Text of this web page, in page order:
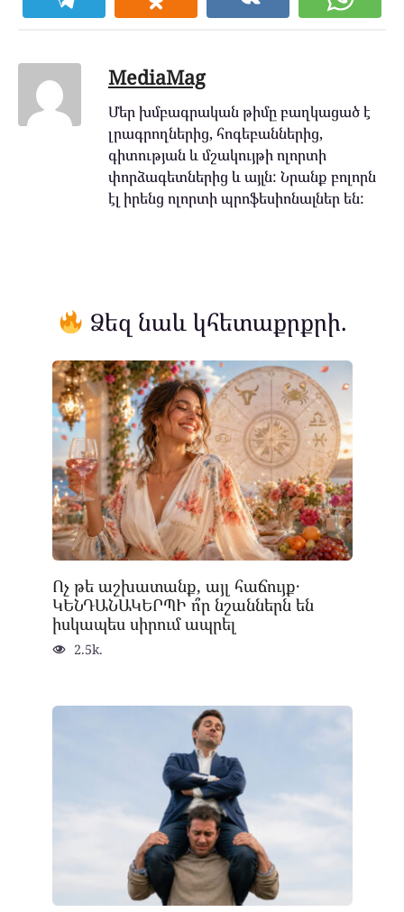
MediaMag
Մեր խմբագրական թիմը բաղկացած է
լրագրողներից, հոգեբաններից,
գիտության և մշակույթի ոլորտի
փորձագետներից և այլն: Նրանք բոլորն
էլ իրենց ոլորտի պրոֆեսիոնալներ են:
Ձեզ նաև կհետաքրքրի.
Ոչ թե աշխատանք, այլ հաճույք․
ԿԵՆԴԱՆԱԿԵՐՊԻ ո՞ր նշաններն են
իսկապես սիրում ապրել
2.5k.